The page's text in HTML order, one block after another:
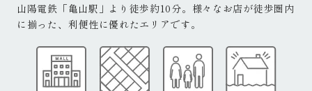
山陽電鉄「亀山駅」より徒歩約10分。様々なお店が徒歩圏内
に揃った、利便性に優れたエリアです。